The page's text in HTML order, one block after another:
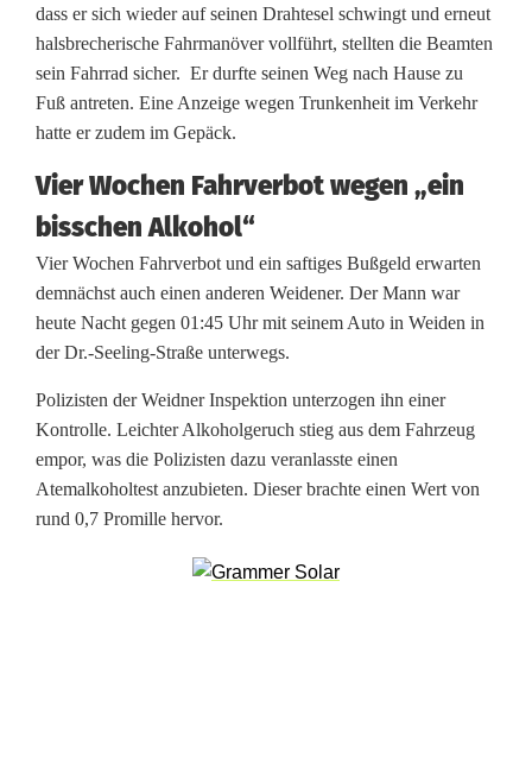
e
s
c
a
u
t
:
Z
w
e
i
dass er sich wieder auf seinen Drahtesel schwingt und erneut
halsbrecherische Fahrmanöver vollführt, stellten die Beamten
sein Fahrrad sicher. Er durfte seinen Weg nach Hause zu
Fuß antreten. Eine Anzeige wegen Trunkenheit im Verkehr
hatte er zudem im Gepäck.
Vier Wochen Fahrverbot wegen „ein
bisschen Alkohol“
Vier Wochen Fahrverbot und ein saftiges Bußgeld erwarten
demnächst auch einen anderen Weidener. Der Mann war
heute Nacht gegen 01:45 Uhr mit seinem Auto in Weiden in
der Dr.-Seeling-Straße unterwegs.
Polizisten der Weidner Inspektion unterzogen ihn einer
Kontrolle. Leichter Alkoholgeruch stieg aus dem Fahrzeug
empor, was die Polizisten dazu veranlasste einen
Atemalkoholtest anzubieten. Dieser brachte einen Wert von
rund 0,7 Promille hervor.